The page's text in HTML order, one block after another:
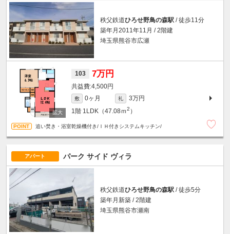
秩父鉄道ひろせ野鳥の森駅 / 徒歩11分
築年月2011年11月 / 2階建
埼玉県熊谷市広瀬
103 7万円
4,500円
敷 0ヶ月 礼
3万円
1階 1LDK（47.08ｍ2 ）
追い焚き・浴室乾燥機付き/ＩＨ付きシステムキッチン/
アパート パーク サイド ヴィラ
秩父鉄道ひろせ野鳥の森駅 / 徒歩5分
築年月新築 / 2階建
埼玉県熊谷市瀬南